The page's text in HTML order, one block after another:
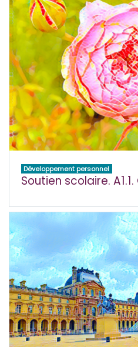
Développement personnel
Soutien scolaire.